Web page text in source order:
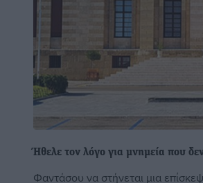
Ήθελε τον λόγο για μνημεία που δεν
Φαντάσου να στήνεται μια